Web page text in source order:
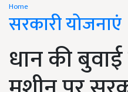
Home
सरकारी योजनाएं
धान की